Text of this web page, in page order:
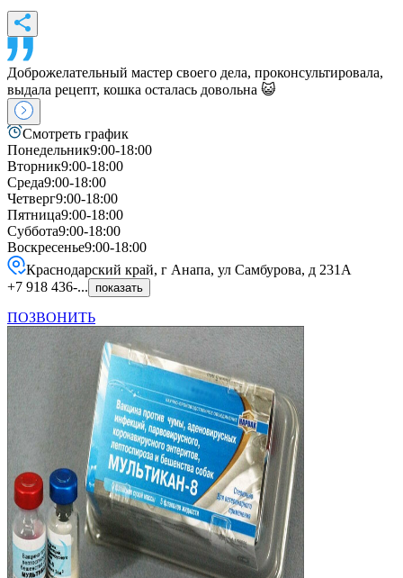
Доброжелательный мастер своего дела, проконсультировала,
выдала рецепт, кошка осталась довольна 😺
Смотреть график
Понедельник9:00-18:00
Вторник9:00-18:00
Среда9:00-18:00
Четверг9:00-18:00
Пятница9:00-18:00
Суббота9:00-18:00
Воскресенье9:00-18:00
Краснодарский край, г Анапа, ул Самбурова, д 231А
+7 918 436-...
показать
ПОЗВОНИТЬ